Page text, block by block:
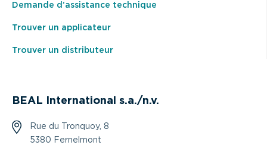
Demande d’assistance technique
Trouver un applicateur
Trouver un distributeur
BEAL International s.a./n.v.
Rue du Tronquoy, 8
5380 Fernelmont